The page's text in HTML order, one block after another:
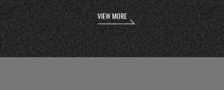
VIEW MORE